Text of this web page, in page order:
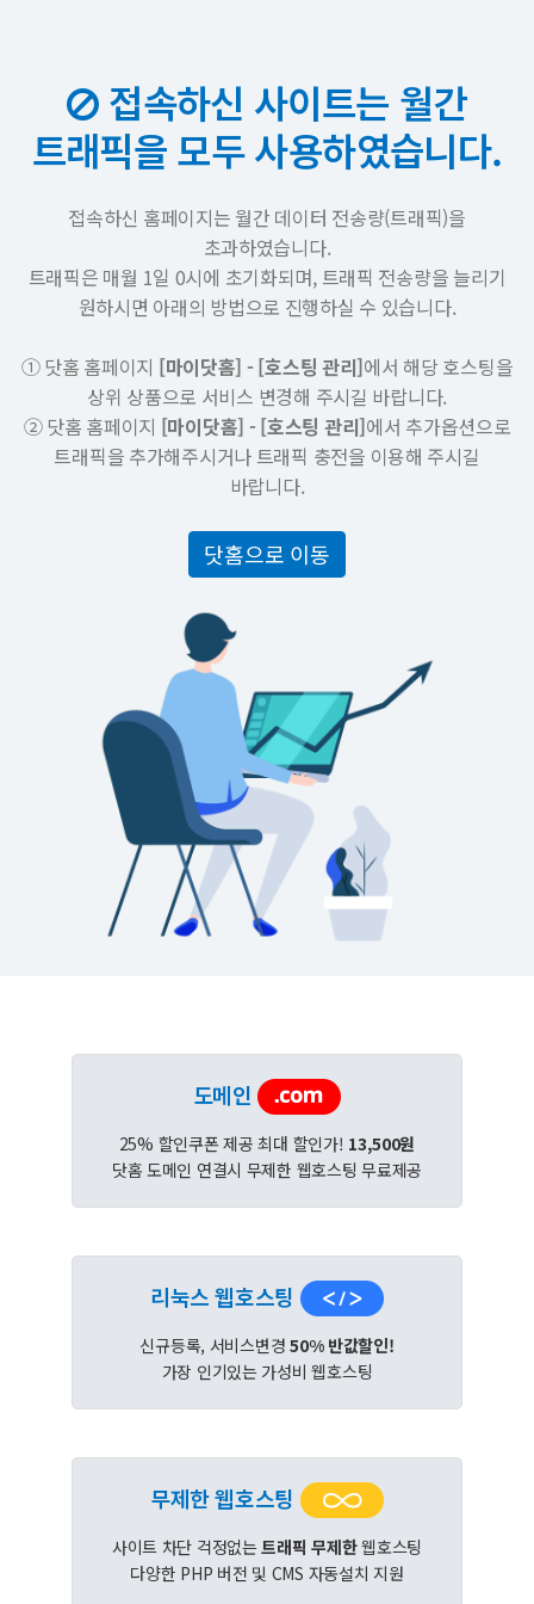
접속하신 사이트는 월간
트래픽을 모두 사용하였습니다.
접속하신 홈페이지는 월간 데이터 전송량(트래픽)을
초과하였습니다.
트래픽은 매월 1일 0시에 초기화되며, 트래픽 전송량을 늘리기
원하시면 아래의 방법으로 진행하실 수 있습니다.
① 닷홈 홈페이지 [마이닷홈] - [호스팅 관리]에서 해당 호스팅을
상위 상품으로 서비스 변경해 주시길 바랍니다.
② 닷홈 홈페이지 [마이닷홈] - [호스팅 관리]에서 추가옵션으로
트래픽을 추가해주시거나 트래픽 충전을 이용해 주시길
바랍니다.
닷홈으로 이동
도메인
25% 할인쿠폰 제공 최대 할인가! 13,500원
닷홈 도메인 연결시 무제한 웹호스팅 무료제공
리눅스 웹호스팅
신규등록, 서비스변경50% 반값할인!
가장 인기있는 가성비 웹호스팅
무제한 웹호스팅
사이트 차단 걱정없는트래픽 무제한웹호스팅
다양한 PHP 버전 및 CMS 자동설치 지원